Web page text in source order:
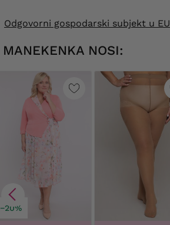
Odgovorni gospodarski subjekt u EU
MANEKENKA NOSI:
−20%